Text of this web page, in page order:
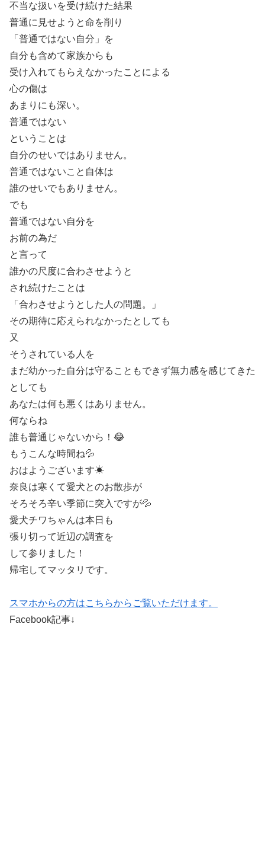
不当な扱いを受け続けた結果
普通に見せようと命を削り
「普通ではない自分」を
自分も含めて家族からも
受け入れてもらえなかったことによる
心の傷は
あまりにも深い。
普通ではない
ということは
自分のせいではありません。
普通ではないこと自体は
誰のせいでもありません。
でも
普通ではない自分を
お前の為だ
と言って
誰かの尺度に合わさせようと
され続けたことは
「合わさせようとした人の問題。」
その期待に応えられなかったとしても
又
そうされている人を
まだ幼かった自分は守ることもできず無力感を感じてきた
としても
あなたは何も悪くはありません。
何ならね
誰も普通じゃないから！😂
もうこんな時間ね💦
おはようございます☀
奈良は寒くて愛犬とのお散歩が
そろそろ辛い季節に突入ですが💦
愛犬チワちゃんは本日も
張り切って近辺の調査を
して参りました！
帰宅してマッタリです。
スマホからの方はこちらからご覧いただけます。
Facebook記事↓